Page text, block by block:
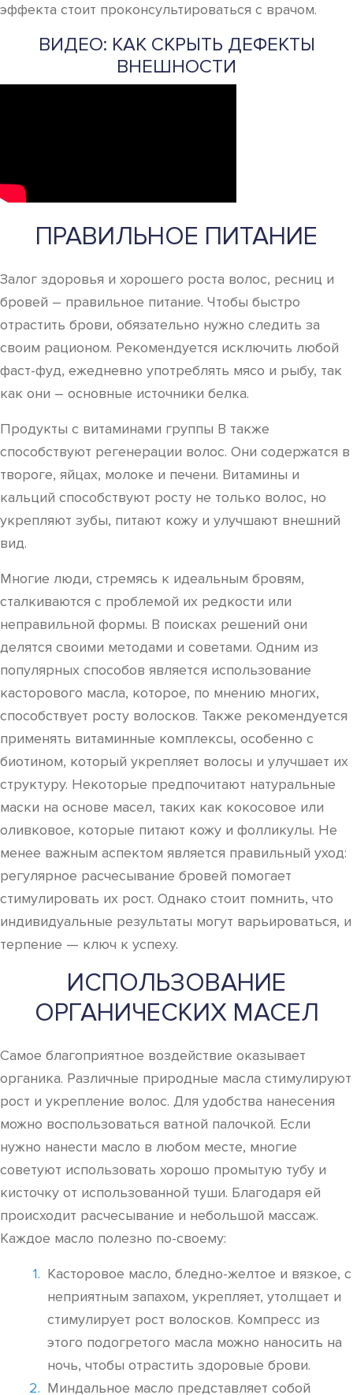
эффекта стоит проконсультироваться с врачом.
ВИДЕО: КАК СКРЫТЬ ДЕФЕКТЫ
ВНЕШНОСТИ
ПРАВИЛЬНОЕ ПИТАНИЕ
Залог здоровья и хорошего роста волос, ресниц и
бровей – правильное питание. Чтобы быстро
отрастить брови, обязательно нужно следить за
своим рационом. Рекомендуется исключить любой
фаст-фуд, ежедневно употреблять мясо и рыбу, так
как они – основные источники белка.
Продукты с витаминами группы В также
способствуют регенерации волос. Они содержатся в
твороге, яйцах, молоке и печени. Витамины и
кальций способствуют росту не только волос, но
укрепляют зубы, питают кожу и улучшают внешний
вид.
Многие люди, стремясь к идеальным бровям,
сталкиваются с проблемой их редкости или
неправильной формы. В поисках решений они
делятся своими методами и советами. Одним из
популярных способов является использование
касторового масла, которое, по мнению многих,
способствует росту волосков. Также рекомендуется
применять витаминные комплексы, особенно с
биотином, который укрепляет волосы и улучшает их
структуру. Некоторые предпочитают натуральные
маски на основе масел, таких как кокосовое или
оливковое, которые питают кожу и фолликулы. Не
менее важным аспектом является правильный уход:
регулярное расчесывание бровей помогает
стимулировать их рост. Однако стоит помнить, что
индивидуальные результаты могут варьироваться, и
терпение — ключ к успеху.
ИСПОЛЬЗОВАНИЕ
ОРГАНИЧЕСКИХ МАСЕЛ
Самое благоприятное воздействие оказывает
органика. Различные природные масла стимулируют
рост и укрепление волос. Для удобства нанесения
можно воспользоваться ватной палочкой. Если
нужно нанести масло в любом месте, многие
советуют использовать хорошо промытую тубу и
кисточку от использованной туши. Благодаря ей
происходит расчесывание и небольшой массаж.
Каждое масло полезно по-своему:
Касторовое масло, бледно-желтое и вязкое, с
неприятным запахом, укрепляет, утолщает и
стимулирует рост волосков. Компресс из
этого подогретого масла можно наносить на
ночь, чтобы отрастить здоровые брови.
Миндальное масло представляет собой